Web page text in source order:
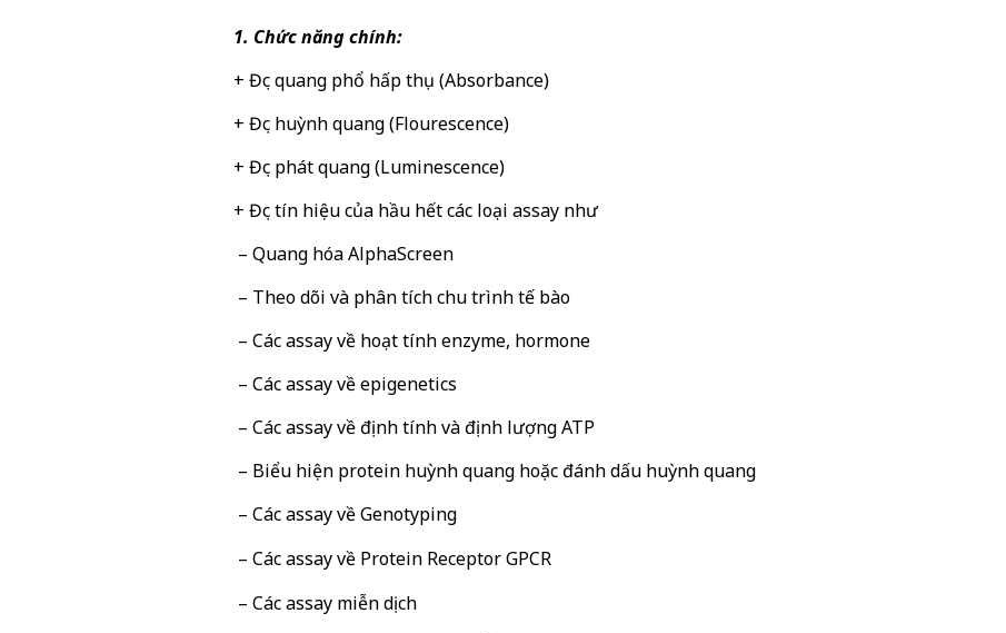
1. Chức năng chính:
+ Đọc quang phổ hấp thụ (Absorbance)
+ Đọc huỳnh quang (Flourescence)
+ Đọc phát quang (Luminescence)
+ Đọc tín hiệu của hầu hết các loại assay như
– Quang hóa AlphaScreen
– Theo dõi và phân tích chu trình tế bào
– Các assay về hoạt tính enzyme, hormone
– Các assay về epigenetics
– Các assay về định tính và định lượng ATP
– Biểu hiện protein huỳnh quang hoặc đánh dấu huỳnh quang
– Các assay về Genotyping
– Các assay về Protein Receptor GPCR
– Các assay miễn dịch